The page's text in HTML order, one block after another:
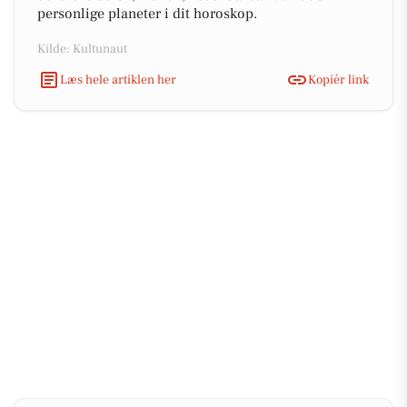
personlige planeter i dit horoskop.
Kilde: Kultunaut
Læs hele artiklen her
Kopiér link